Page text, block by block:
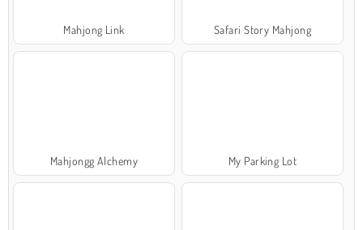
Mahjong Link Safari Story Mahjong
Mahjongg Alchemy My Parking Lot